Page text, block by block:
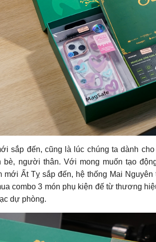
sắp đến, cũng là lúc chúng ta dành
bè, người thân. Với mong muốn tạo
Ất Tỵ sắp đến, hệ thống Mai
combo 3 món phụ kiện đế từ thương
dự phòng.